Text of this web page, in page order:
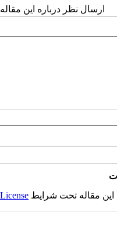
ارسال نظر درباره این
این مقاله تحت شرایط